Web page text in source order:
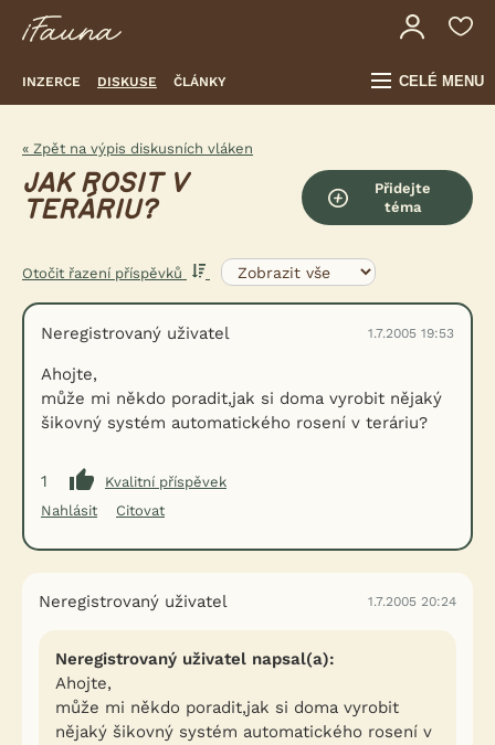
INZERCE DISKUSE ČLÁNKY CELÉ MENU
« Zpět na výpis diskusních vláken
JAK ROSIT V
TERÁRIU?
Přidejte
téma
Otočit řazení příspěvků
Neregistrovaný uživatel 1.7.2005 19:53
Ahojte,
může mi někdo poradit,jak si doma vyrobit nějaký
šikovný systém automatického rosení v teráriu?
1
Kvalitní příspěvek
Nahlásit
Citovat
Neregistrovaný uživatel 1.7.2005 20:24
Neregistrovaný uživatel napsal(a):
Ahojte,
může mi někdo poradit,jak si doma vyrobit
nějaký šikovný systém automatického rosení v